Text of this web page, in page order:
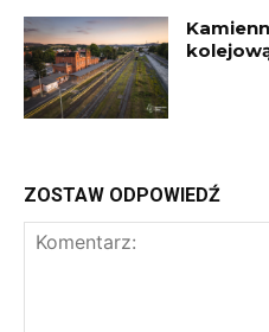
ZOSTAW ODPOWIEDŹ